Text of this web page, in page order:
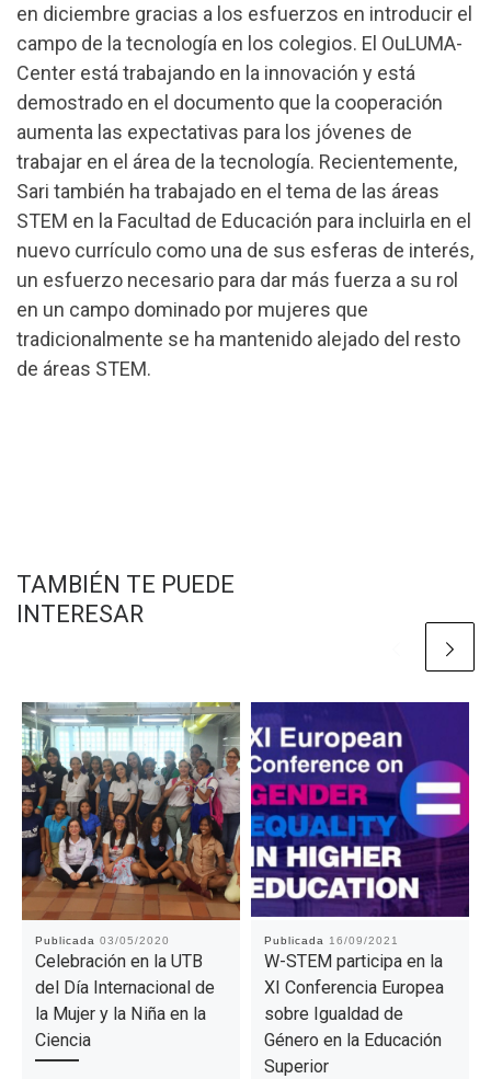
en diciembre gracias a los esfuerzos en introducir el
campo de la tecnología en los colegios. El OuLUMA-
Center está trabajando en la innovación y está
demostrado en el documento que la cooperación
aumenta las expectativas para los jóvenes de
trabajar en el área de la tecnología. Recientemente,
Sari también ha trabajado en el tema de las áreas
STEM en la Facultad de Educación para incluirla en el
nuevo currículo como una de sus esferas de interés,
un esfuerzo necesario para dar más fuerza a su rol
en un campo dominado por mujeres que
tradicionalmente se ha mantenido alejado del resto
de áreas STEM.
TAMBIÉN TE PUEDE
INTERESAR
Publicada 03/05/2020
Celebración en la UTB
del Día Internacional de
la Mujer y la Niña en la
Ciencia
Publicada 16/09/2021
W-STEM participa en la
XI Conferencia Europea
sobre Igualdad de
Género en la Educación
Superior